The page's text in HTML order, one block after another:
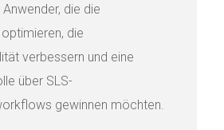
die die
die
verbessern und eine
über SLS-
gewinnen möchten.